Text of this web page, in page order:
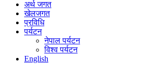
अर्थ जगत
खेलजगत
प्रविधि
पर्यटन
नेपाल पर्यटन
विश्व पर्यटन
English